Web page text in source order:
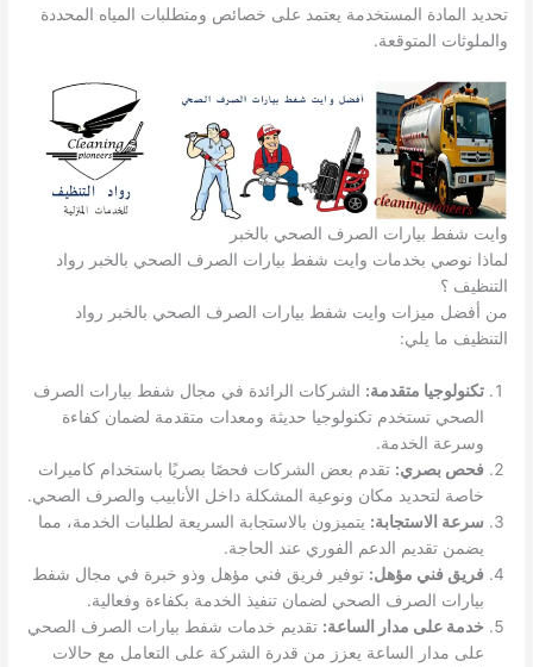
تحديد المادة المستخدمة يعتمد على خصائص ومتطلبات المياه المحددة
والملوثات المتوقعة.
وايت شفط بيارات الصرف الصحي بالخبر
لماذا نوصي بخدمات وايت شفط بيارات الصرف الصحي بالخبر رواد
التنظيف ؟
من أفضل ميزات وايت شفط بيارات الصرف الصحي بالخبر رواد
التنظيف ما يلي:
تكنولوجيا متقدمة: الشركات الرائدة في مجال شفط بيارات الصرف
الصحي تستخدم تكنولوجيا حديثة ومعدات متقدمة لضمان كفاءة
وسرعة الخدمة.
فحص بصري: تقدم بعض الشركات فحصًا بصريًا باستخدام كاميرات
خاصة لتحديد مكان ونوعية المشكلة داخل الأنابيب والصرف الصحي.
سرعة الاستجابة: يتميزون بالاستجابة السريعة لطلبات الخدمة، مما
يضمن تقديم الدعم الفوري عند الحاجة.
فريق فني مؤهل: توفير فريق فني مؤهل وذو خبرة في مجال شفط
بيارات الصرف الصحي لضمان تنفيذ الخدمة بكفاءة وفعالية.
خدمة على مدار الساعة: تقديم خدمات شفط بيارات الصرف الصحي
على مدار الساعة يعزز من قدرة الشركة على التعامل مع حالات